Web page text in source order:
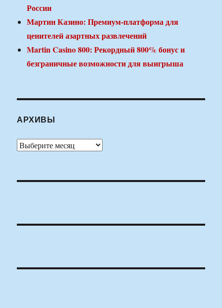
России
Мартин Казино: Премиум-платформа для
ценителей азартных развлечений
Martin Casino 800: Рекордный 800% бонус и
безграничные возможности для выигрыша
АРХИВЫ
Архивы